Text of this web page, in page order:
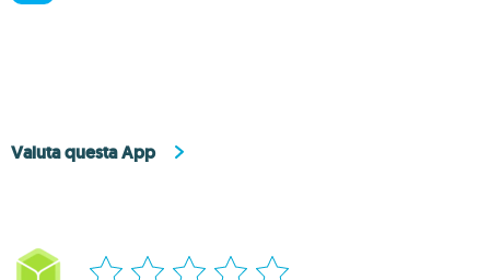
Valuta questa App